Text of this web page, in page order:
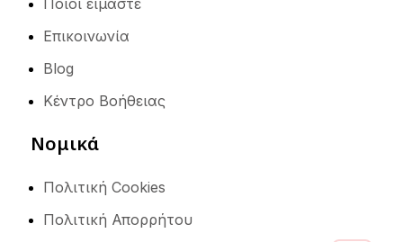
Ποιοί είμαστε
Επικοινωνία
Blog
Κέντρο Βοήθειας
Νομικά
Πολιτική Cookies
Πολιτική Απορρήτου